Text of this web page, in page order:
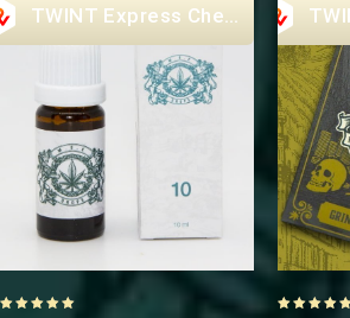
Express Checkout